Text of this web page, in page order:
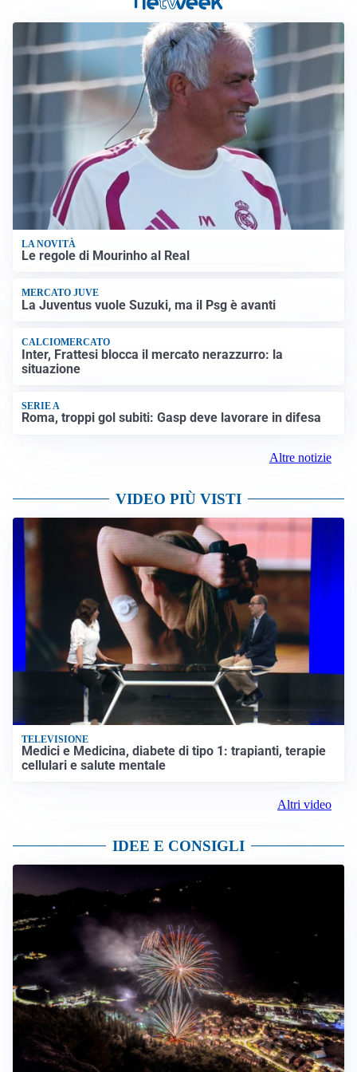
LA NOVITÀ
Le regole di Mourinho al Real
MERCATO JUVE
La Juventus vuole Suzuki, ma il Psg è avanti
CALCIOMERCATO
Inter, Frattesi blocca il mercato nerazzurro: la
situazione
SERIE A
Roma, troppi gol subiti: Gasp deve lavorare in difesa
Altre notizie
VIDEO PIÙ VISTI
TELEVISIONE
Medici e Medicina, diabete di tipo 1: trapianti, terapie
cellulari e salute mentale
Altri video
IDEE E CONSIGLI